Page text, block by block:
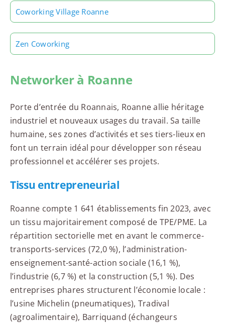
Coworking Village Roanne
Zen Coworking
Networker à Roanne
Porte d’entrée du Roannais, Roanne allie héritage
industriel et nouveaux usages du travail. Sa taille
humaine, ses zones d’activités et ses tiers-lieux en
font un terrain idéal pour développer son réseau
professionnel et accélérer ses projets.
Tissu entrepreneurial
Roanne compte 1 641 établissements fin 2023, avec
un tissu majoritairement composé de TPE/PME. La
répartition sectorielle met en avant le commerce-
transports-services (72,0 %), l’administration-
enseignement-santé-action sociale (16,1 %),
l’industrie (6,7 %) et la construction (5,1 %). Des
entreprises phares structurent l’économie locale :
l’usine Michelin (pneumatiques), Tradival
(agroalimentaire), Barriquand (échangeurs